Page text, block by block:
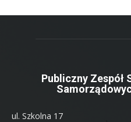
Publiczny Zespół
ul. Szkolna 17